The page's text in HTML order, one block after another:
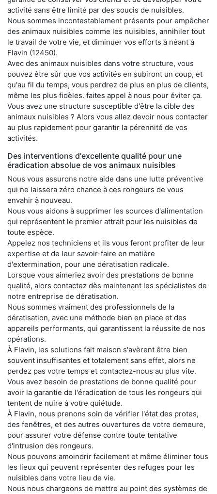
activité sans être limité par des soucis de nuisibles.
Nous sommes incontestablement présents pour empêcher
des animaux nuisibles comme les nuisibles, annihiler tout
le travail de votre vie, et diminuer vos efforts à néant à
Flavin (12450).
Avec des animaux nuisibles dans votre structure, vous
pouvez être sûr que vos activités en subiront un coup, et
qu'au fil du temps, vous perdrez de plus en plus de clients,
même les plus fidèles. faites appel à nous pour éviter ça.
Vous avez une structure susceptible d'être la cible des
animaux nuisibles ? Alors vous allez devoir nous contacter
au plus rapidement pour garantir la pérennité de vos
activités.
Des interventions d'excellente qualité pour une
éradication absolue de vos animaux nuisibles
Nous vous assurons notre aide dans une lutte préventive
qui ne laissera zéro chance à ces rongeurs de vous
envahir à nouveau.
Nous vous aidons à supprimer les sources d'alimentation
qui représentent le premier attrait pour les nuisibles de
toute espèce.
Appelez nos techniciens et ils vous feront profiter de leur
expertise et de leur savoir-faire en matière
d'extermination, pour une dératisation radicale.
Lorsque vous aimeriez avoir des prestations de bonne
qualité, alors contactez dès maintenant les spécialistes de
notre entreprise de dératisation.
Nous sommes vraiment des professionnels de la
dératisation, avec une méthode bien en place et des
appareils performants, qui garantissent la réussite de nos
opérations.
À Flavin, les solutions fait maison s'avèrent être bien
souvent insuffisantes et totalement sans effet, alors ne
perdez pas votre temps et contactez-nous au plus vite.
Vous avez besoin de prestations de bonne qualité pour
avoir la garantie de l'éradication de tous les rongeurs qui
tentent de nuire à votre quiétude.
À Flavin, nous prenons soin de vérifier l'état des protes,
des fenêtres, et des autres ouvertures de votre demeure,
pour assurer votre défense contre toute tentative
d'intrusion des rongeurs.
Nous pouvons amoindrir facilement et même éliminer tous
les lieux qui peuvent représenter des refuges pour les
nuisibles dans votre lieu de vie.
Nous nous chargeons de mettre au point des systèmes de